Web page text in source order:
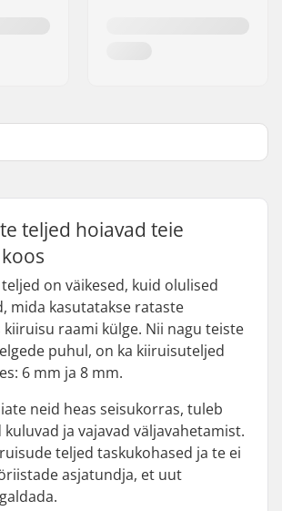
teljed hoiavad teie
on väikesed, kuid olulised
mida kasutatakse rataste
raami külge. Nii nagu teiste
puhul, on ka kiiruisuteljed
6 mm ja 8 mm.
neid heas seisukorras, tuleb
ja vajavad väljavahetamist.
teljed taskukohased ja te ei
asjatundja, et uut